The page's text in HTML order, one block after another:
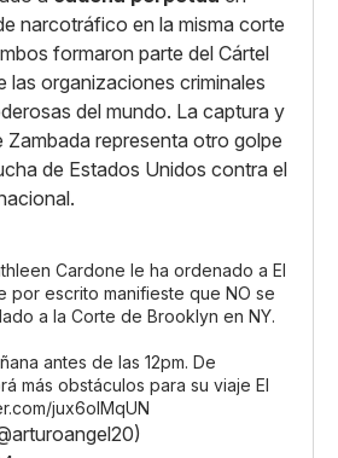
narcotráfico en la misma corte
formaron parte del Cártel
las organizaciones criminales
del mundo. La captura y
representa otro golpe
de Estados Unidos contra el
Cardone le ha ordenado a El
por escrito manifieste que NO se
a la Corte de Brooklyn en NY.
antes de las 12pm. De
más obstáculos para su viaje El
jux6olMqUN